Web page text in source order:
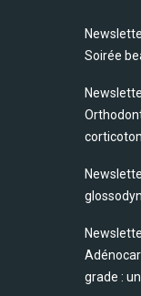
Soirée
grade :